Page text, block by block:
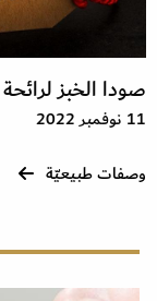
صودا الخبز لرائحة الفم
11 نوفمبر 2022
وصفات طبيعيّة